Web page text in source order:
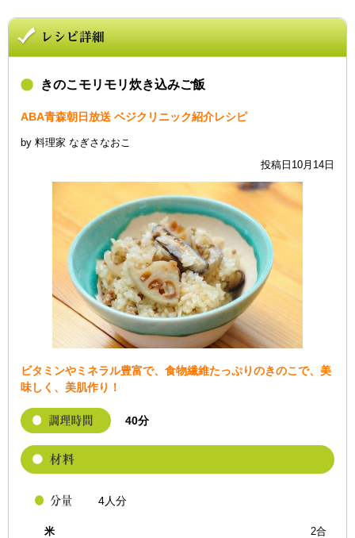
きのこモリモリ炊き込みご飯
ABA青森朝日放送 ベジクリニック紹介レシピ
by 料理家 なぎさなおこ
投稿日10月14日
ビタミンやミネラル豊富で、食物繊維たっぷりのきのこで、美
味しく、美肌作り！
40分
4人分
米 2合